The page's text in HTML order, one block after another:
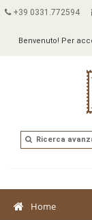
+39 0331.772594
Benvenuto! Per
Ricerca
Home